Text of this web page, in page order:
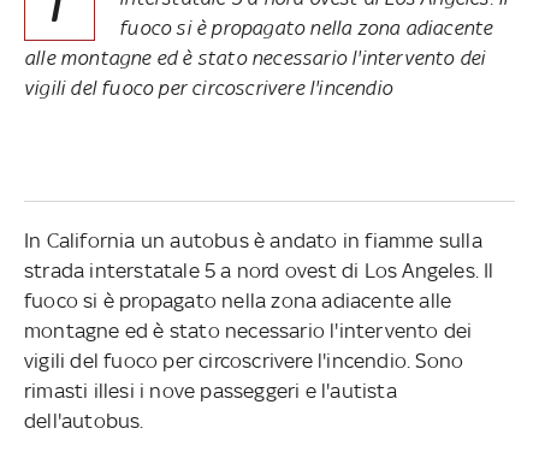
fuoco si è propagato nella zona adiacente
alle montagne ed è stato necessario l'intervento dei
vigili del fuoco per circoscrivere l'incendio
In California un autobus è andato in fiamme sulla
strada interstatale 5 a nord ovest di Los Angeles. Il
fuoco si è propagato nella zona adiacente alle
montagne ed è stato necessario l'intervento dei
vigili del fuoco per circoscrivere l'incendio. Sono
rimasti illesi i nove passeggeri e l'autista
dell'autobus.